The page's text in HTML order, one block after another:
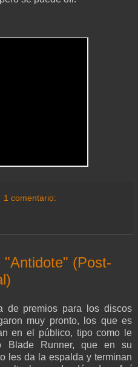
1 comentario:
"Antidote" (Post-
de premios para los discos
muy pronto, los que es
en el público, tipo como le
Blade Runner, que en su
les da la espalda y terminan